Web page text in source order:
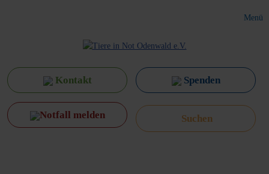
Menü
Kontakt Spenden
Notfall melden